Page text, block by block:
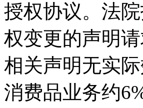
授权协议。法
权变更的声明
相关声明无实际
消费品业务约